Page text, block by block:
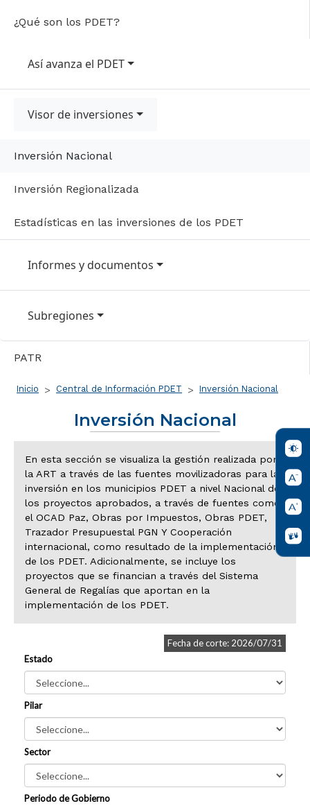
¿Qué son los PDET?
Así avanza el PDET
Visor de inversiones
Inversión Nacional
Inversión Regionalizada
Estadísticas en las inversiones de los PDET
Informes y documentos
Subregiones
PATR
Ruta de navegación
Inicio Central de Información PDET Inversión Nacional
Inversión Nacional
En esta sección se visualiza la gestión realizada por
la ART a través de las fuentes movilizadoras para la
inversión en los municipios PDET a nivel Nacional de
los proyectos aprobados, a través de fuentes como
el OCAD Paz, Obras por Impuestos, Obras PDET,
Trazador Presupuestal PGN Y Cooperación
internacional, como resultado de la implementación
de los PDET. Adicionalmente, se incluye los
proyectos que se financian a través del Sistema
General de Regalías que aportan en la
implementación de los PDET.